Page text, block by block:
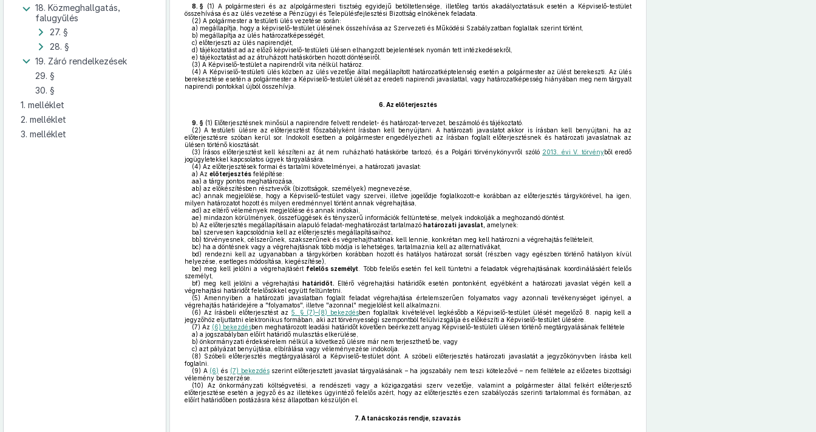
18. Közmeghallgatás,
falugyűlés
27. §
28. §
19. Záró rendelkezések
29. §
30. §
1. melléklet
2. melléklet
3. melléklet
8. §(1) A polgármesteri és az alpolgármesteri tisztség egyidejű betöltetlensége, illetőleg tartós akadályoztatásuk esetén a Képviselő-testület
összehívása és az ülés vezetése a Pénzügyi és Településfejlesztési Bizottság elnökének feladata.
(2) A polgármester a testületi ülés vezetése során:
a) megállapítja, hogy a képviselő-testület ülésének összehívása az Szervezeti és Működési Szabályzatban foglaltak szerint történt,
b) megállapítja az ülés határozatképességét,
c) előterjeszti az ülés napirendjét,
d) tájékoztatást ad az előző képviselő-testületi ülésen elhangzott bejelentések nyomán tett intézkedésekről,
e) tájékoztatást ad az átruházott hatáskörben hozott döntéseiről.
(3) A Képviselő-testület a napirendről vita nélkül határoz.
(4) A Képviselő-testületi ülés közben az ülés vezetője által megállapított határozatképtelenség esetén a polgármester az ülést berekeszti. Az ülés
berekesztése esetén a polgármester a Képviselő-testület ülését az eredeti napirendi javaslattal, vagy határozatképesség hiányában meg nem tárgyalt
napirendi pontokkal újból összehívja.
6. Az előterjesztés
9. §(1) Előterjesztésnek minősül a napirendre felvett rendelet- és határozat-tervezet, beszámoló és tájékoztató.
(2) A testületi ülésre az előterjesztést főszabályként írásban kell benyújtani. A határozati javaslatot akkor is írásban kell benyújtani, ha az
előterjesztésre szóban kerül sor. Indokolt esetben a polgármester engedélyezheti az írásban foglalt előterjesztésnek és határozati javaslatnak az
ülésen történő kiosztását.
(3) Írásos előterjesztést kell készíteni az át nem ruházható hatáskörbe tartozó, és a Polgári törvénykönyvről szóló 2013. évi V. törvényből eredő
jogügyletekkel kapcsolatos ügyek tárgyalására.
(4) Az előterjesztések formai és tartalmi követelményei, a határozati javaslat:
a) Az előterjesztésfelépítése:
aa) a tárgy pontos meghatározása,
ab) az előkészítésben résztvevők (bizottságok, személyek) megnevezése,
ac) annak megjelölése, hogy a Képviselő-testület vagy szervei, illetve jogelődje foglalkozott-e korábban az előterjesztés tárgykörével, ha igen,
milyen határozatot hozott és milyen eredménnyel történt annak végrehajtása,
ad) az eltérő vélemények megjelölése és annak indokai,
ae) mindazon körülmények, összefüggések és tényszerű információk feltüntetése, melyek indokolják a meghozandó döntést.
b) Az előterjesztés megállapításain alapuló feladat-meghatározást tartalmazó határozati javaslat, amelynek:
ba) szervesen kapcsolódnia kell az előterjesztés megállapításaihoz,
bb) törvényesnek, célszerűnek, szakszerűnek és végrehajthatónak kell lennie, konkrétan meg kell határozni a végrehajtás feltételeit,
bc) ha a döntésnek vagy a végrehajtásnak több módja is lehetséges, tartalmaznia kell az alternatívákat,
bd) rendezni kell az ugyanabban a tárgykörben korábban hozott és hatályos határozat sorsát (részben vagy egészben történő hatályon kívül
helyezése, esetleges módosítása, kiegészítése),
be) meg kell jelölni a végrehajtásért felelős személyt . Több felelős esetén fel kell tüntetni a feladatok végrehajtásának koordinálásáért felelős
személyt,
bf) meg kell jelölni a végrehajtási határidőt. Eltérő végrehajtási határidők esetén pontonként, egyébként a határozati javaslat végén kell a
végrehajtási határidőt felelősökkel együtt feltüntetni.
(5) Amennyiben a határozati javaslatban foglalt feladat végrehajtása értelemszerűen folyamatos vagy azonnali tevékenységet igényel, a
végrehajtás határidejére a "folyamatos", illetve "azonnal" megjelölést kell alkalmazni.
(6) Az írásbeli előterjesztést az 5. § (7)–(8) bekezdésben foglaltak kivételével legkésőbb a Képviselő-testület ülését megelőző 8. napig kell a
jegyzőhöz eljuttatni elektronikus formában, aki azt törvényességi szempontból felülvizsgálja és előkészíti a Képviselő-testület ülésére.
(7) Az (6) bekezdésben meghatározott leadási határidőt követően beérkezett anyag Képviselő-testületi ülésen történő megtárgyalásának feltétele
a) a jogszabályban előírt határidő mulasztás elkerülése,
b) önkormányzati érdeksérelem nélkül a következő ülésre már nem terjeszthető be, vagy
c) azt pályázat benyújtása, elbírálása vagy véleményezése indokolja.
(8) Szóbeli előterjesztés megtárgyalásáról a Képviselő-testület dönt. A szóbeli előterjesztés határozati javaslatát a jegyzőkönyvben írásba kell
foglalni.
(9) A (6) és (7) bekezdésszerint előterjesztett javaslat tárgyalásának – ha jogszabály nem teszi kötelezővé – nem feltétele az előzetes bizottsági
vélemény beszerzése.
(10) Az önkormányzati költségvetési, a rendészeti vagy a közigazgatási szerv vezetője, valamint a polgármester által felkért előterjesztő
előterjesztése esetén a jegyző és az illetékes ügyintéző felelős azért, hogy az előterjesztés ezen szabályozás szerinti tartalommal és formában, az
előírt határidőben postázásra kész állapotban készüljön el.
7. A tanácskozás rendje, szavazás